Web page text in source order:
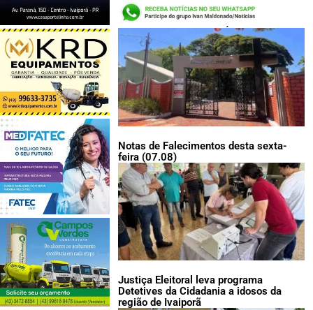
LEIA TAMBÉM:
Notas de Falecimentos desta sexta-
feira (07.08)
Justiça Eleitoral leva programa
Detetives da Cidadania a idosos da
região de Ivaiporã